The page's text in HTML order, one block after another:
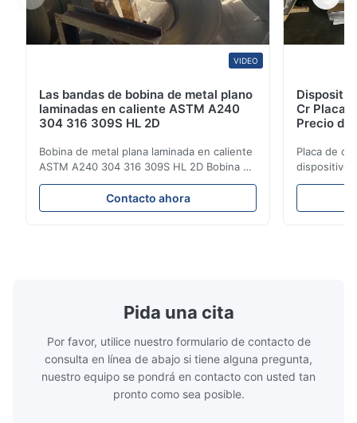
VIDEO
Las bandas de bobina de metal plano
laminadas en caliente ASTM A240
304 316 309S HL 2D
Bobina de metal plana laminada en caliente
ASTM A240 304 316 309S HL 2D Bobina de
acero inoxidable laminada en caliente/frío
304 316 309S 310 310S 316L 321 ASTM
A240 Especificaciones del producto
Contacto ahora
Cr Placa
Precio de
Placa de
dispositivos
Precio de
de acero
Pida una cita
Por favor, utilice nuestro formulario de contacto de
consulta en línea de abajo si tiene alguna pregunta,
nuestro equipo se pondrá en contacto con usted tan
pronto como sea posible.